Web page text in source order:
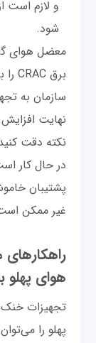
و لازم است
شود.
معضل هوای
نهایت
نکته دقت
پشتیبان
غیر ممکن
هوای پهلو
تجهیزات
پهلو را